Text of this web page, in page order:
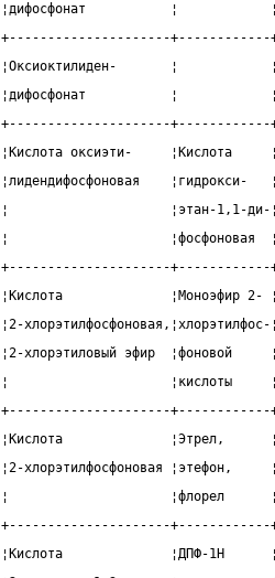
¦дифосфонат           ¦
+---------------------+------------
¦Оксиоктилиден-       ¦
¦дифосфонат           ¦
+---------------------+------------
¦Кислота оксиэти-
¦лидендифосфоновая
¦                     ¦этан-1,1-
¦
+---------------------+------------
¦Кислота              ¦Моноэфир
¦2-
¦2-хлорэтиловый эфир
¦                     ¦кислоты
+---------------------+------------
¦Кислота              ¦Этрел,
¦2-хлорэтилфосфоновая
¦                     ¦флорел
+---------------------+------------
¦Кислота              ¦ДПФ-1Н